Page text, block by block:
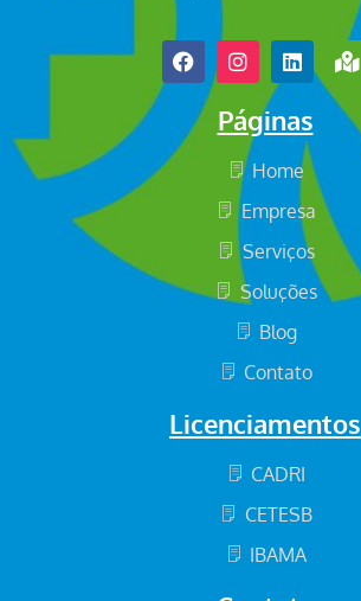
Páginas
Home
Empresa
Serviços
Soluções
Blog
Contato
Licenciamentos
CADRI
CETESB
IBAMA